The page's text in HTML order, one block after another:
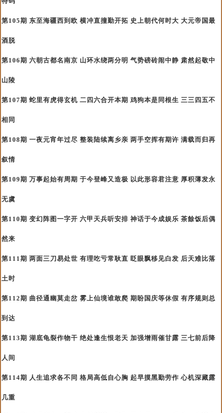
第105期 东至海疆西到欧 横冲直撞勤开拓 史上朝代何时大 大元帝国最
酒脱
第106期 六朝古都名南京 山环水绕两分明 气势磅砖闹中静 肃然起敬中
山陵
第107期 蛇里有虎得玄机 二四六合开本期 鸡狗本是同根生 三三四五不
相同
第108期 一夜元宵年过尽 整装陆续离乡亲 两手空挥有期许 满载而归再
叙情
第109期 万事起始有周期 于今登峰又造极 以此形容君注意 厚积薄发永
无虞
第110期 变幻阵图一字开 六甲天兵听安排 神话于今成娱乐 茶餘饭后偶
然来
第111期 两面三刀易处世 有理吃亏常耿直 眨眼飘移见白发 后天难比落
土时
第112期 曲径通幽莫走岔 雾上仙境谁敢爬 期盼国庆等休假 有序规则总
到达
第113期 湖底龟裂作物干 绝处逢生恨老天 加强增雨催甘露 三七前后降
人间
第114期 人生追求各不同 格局高低自心胸 起早摸黑勤劳作 心机深藏露
几重